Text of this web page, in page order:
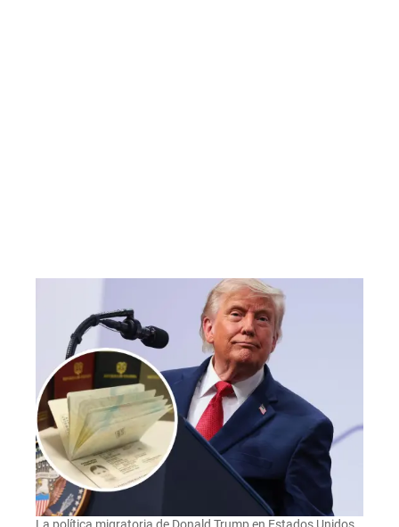
La política migratoria de Donald Trump en Estados Unidos